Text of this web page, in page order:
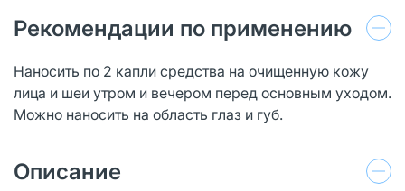
Рекомендации по применению
Наносить по 2 капли средства на очищенную кожу
лица и шеи утром и вечером перед основным уходом.
Можно наносить на область глаз и губ.
Описание